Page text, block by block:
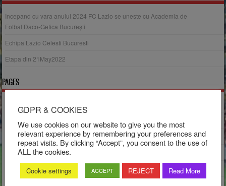
Incepand cu vara anului 2024 FC Lazio se uneste cu Academia de
Fotbal Daco-Getica București
Echipa Lazio Celesti Bucuresti
Etapa din 21May2022
PAGES
Echipe
Info, Cookie & GPRD
Lista jucatori Grupele 2011
GDPR & COOKIES
We use cookies on our website to give you the most
relevant experience by remembering your preferences and
repeat visits. By clicking “Accept”, you consent to the use of
ALL the cookies.
Cookie settings ACCEPT REJECT Read More